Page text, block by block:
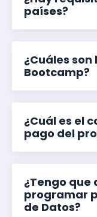
países?
¿Cuáles
Bootcamp?
¿Cuál es el
pago del
¿Tengo que
programar
de Datos?